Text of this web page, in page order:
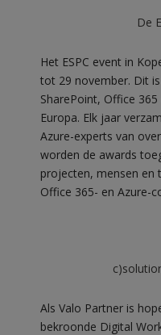
De
Het ESPC event in
tot 29 november. Dit
SharePoint, Office
Europa. Elk jaar
Azure-experts van
worden de awards
projecten, mensen en
Office 365- en Azure-
Als Valo Partner is
bekroonde Digital